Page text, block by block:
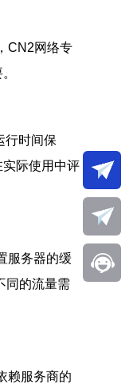
CN2网络专
行时间保
际使用中评
服务器的缓
同的流量需
赖服务商的